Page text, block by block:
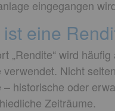
eingegangen
eine
„Rendite“ wird
verwendet. Nicht
– historische oder
Zeiträume.